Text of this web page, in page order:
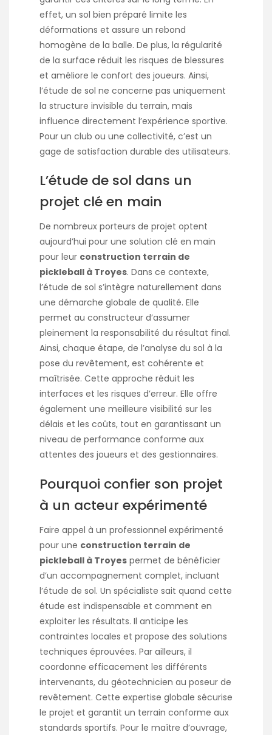
effet, un sol bien préparé limite les
déformations et assure un rebond
homogène de la balle. De plus, la régularité
de la surface réduit les risques de blessures
et améliore le confort des joueurs. Ainsi,
l’étude de sol ne concerne pas uniquement
la structure invisible du terrain, mais
influence directement l’expérience sportive.
Pour un club ou une collectivité, c’est un
gage de satisfaction durable des utilisateurs.
L’étude de sol dans un
projet clé en main
De nombreux porteurs de projet optent
aujourd’hui pour une solution clé en main
pour leur construction terrain de
pickleball à Troyes. Dans ce contexte,
l’étude de sol s’intègre naturellement dans
une démarche globale de qualité. Elle
permet au constructeur d’assumer
pleinement la responsabilité du résultat final.
Ainsi, chaque étape, de l’analyse du sol à la
pose du revêtement, est cohérente et
maîtrisée. Cette approche réduit les
interfaces et les risques d’erreur. Elle offre
également une meilleure visibilité sur les
délais et les coûts, tout en garantissant un
niveau de performance conforme aux
attentes des joueurs et des gestionnaires.
Pourquoi confier son projet
à un acteur expérimenté
Faire appel à un professionnel expérimenté
pour une construction terrain de
pickleball à Troyes permet de bénéficier
d’un accompagnement complet, incluant
l’étude de sol. Un spécialiste sait quand cette
étude est indispensable et comment en
exploiter les résultats. Il anticipe les
contraintes locales et propose des solutions
techniques éprouvées. Par ailleurs, il
coordonne efficacement les différents
intervenants, du géotechnicien au poseur de
revêtement. Cette expertise globale sécurise
le projet et garantit un terrain conforme aux
standards sportifs. Pour le maître d’ouvrage,